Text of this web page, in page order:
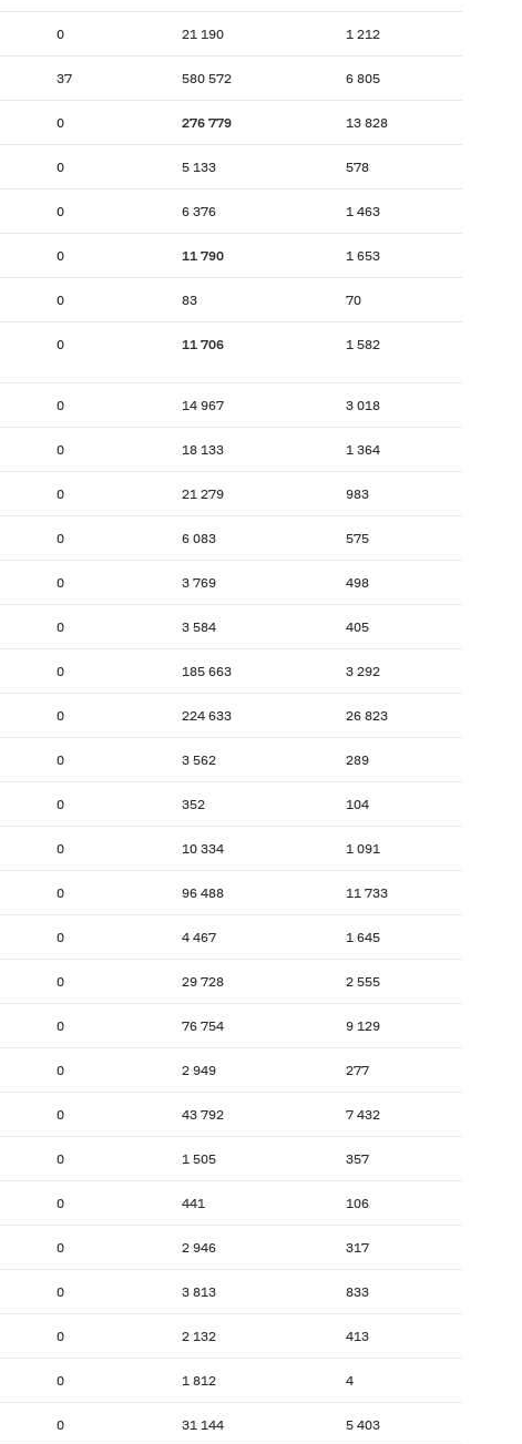
0 21 190 1 212
37 580 572 6 805
0 276 779 13 828
0 5 133 578
0 6 376 1 463
0 11 790 1 653
0 83 70
0 11 706 1 582
0 14 967 3 018
0 18 133 1 364
0 21 279 983
0 6 083 575
0 3 769 498
0 3 584 405
0 185 663 3 292
0 224 633 26 823
0 3 562 289
0 352 104
0 10 334 1 091
0 96 488 11 733
0 4 467 1 645
0 29 728 2 555
0 76 754 9 129
0 2 949 277
0 43 792 7 432
0 1 505 357
0 441 106
0 2 946 317
0 3 813 833
0 2 132 413
0 1 812 4
0 31 144 5 403